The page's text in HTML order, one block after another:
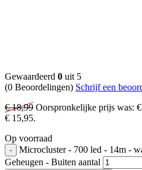
Gewaardeerd 0 uit 5
(0 Beoordelingen) Schrijf een
€18,99 Oorspronkelijke prijs was:
€ 15,95.
Op voorraad
Microcluster - 700 led - 14m -
Geheugen - Buiten aantal